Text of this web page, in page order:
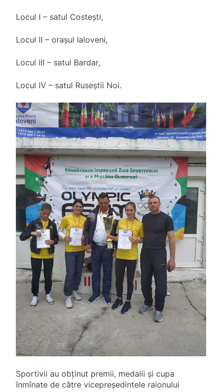
Locul I – satul Costești,
Locul II – orașul Ialoveni,
Locul III – satul Bardar,
Locul IV – satul Ruseștii Noi.
Sportivii au obținut premii, medalii și cupa
înmînate de către vicepreședintele raionului